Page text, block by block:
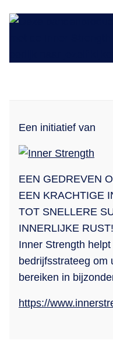
Een initiatief van
EEN GEDREVEN
EEN KRACHTIGE
TOT SNELLERE
INNERLIJKE RUST!
Inner Strength
bedrijfsstrateeg om
bereiken in
https://